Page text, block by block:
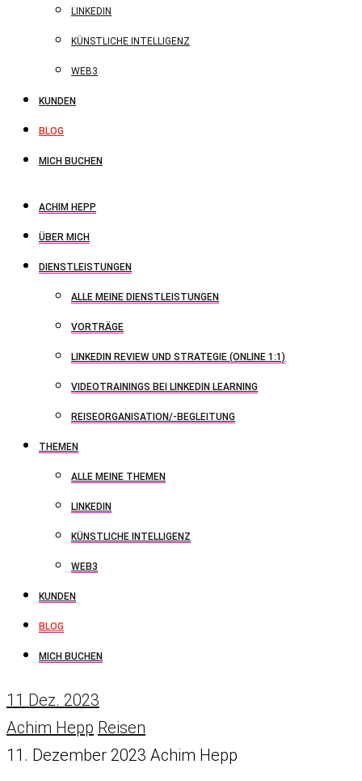
LINKEDIN
KÜNSTLICHE INTELLIGENZ
WEB3
KUNDEN
BLOG
MICH BUCHEN
ACHIM HEPP
ÜBER MICH
DIENSTLEISTUNGEN
ALLE MEINE DIENSTLEISTUNGEN
VORTRÄGE
LINKEDIN REVIEW UND STRATEGIE (ONLINE 1:1)
VIDEOTRAININGS BEI LINKEDIN LEARNING
REISEORGANISATION/-BEGLEITUNG
THEMEN
ALLE MEINE THEMEN
LINKEDIN
KÜNSTLICHE INTELLIGENZ
WEB3
KUNDEN
BLOG
MICH BUCHEN
11 Dez. 2023
Achim Hepp Reisen
11. Dezember 2023 Achim Hepp